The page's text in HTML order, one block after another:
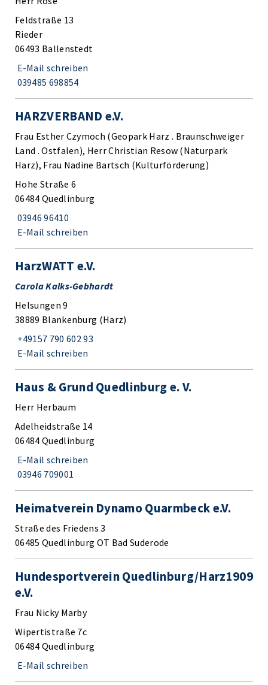
Feldstraße 13
Rieder
06493 Ballenstedt
E-Mail schreiben
039485 698854
HARZVERBAND e.V.
Frau Esther Czymoch (Geopark Harz . Braunschweiger
Land . Ostfalen), Herr Christian Resow (Naturpark
Harz), Frau Nadine Bartsch (Kulturförderung)
Hohe Straße 6
06484 Quedlinburg
03946 96410
E-Mail schreiben
HarzWATT e.V.
Carola Kalks-Gebhardt
Helsungen 9
38889 Blankenburg (Harz)
+49157 790 602 93
E-Mail schreiben
Haus & Grund Quedlinburg e. V.
Herr Herbaum
Adelheidstraße 14
06484 Quedlinburg
E-Mail schreiben
03946 709001
Heimatverein Dynamo Quarmbeck e.V.
Straße des Friedens 3
06485 Quedlinburg OT Bad Suderode
Hundesportverein Quedlinburg/Harz1909
e.V.
Frau Nicky Marby
Wipertistraße 7c
06484 Quedlinburg
E-Mail schreiben